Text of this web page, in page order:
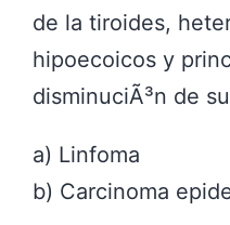
de la tiroides,
hipoecoicos y
disminuciÃ³n de
a) Linfoma
b) Carcinoma